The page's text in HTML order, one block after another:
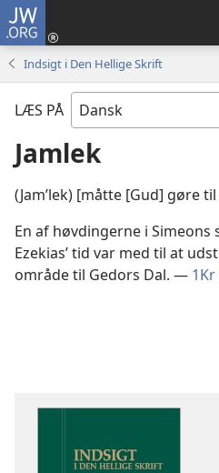
JW.ORG
Indsigt i Den Hellige Skrift
LÆS PÅ
Jamlek
(Jamʹlek) [måtte [Gud] gøre
En af høvdingerne i
Ezekias’ tid var med til at
område til Gedors Dal. — 1Kr